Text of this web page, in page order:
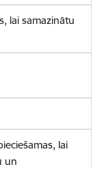
lai samazinātu
lai
un